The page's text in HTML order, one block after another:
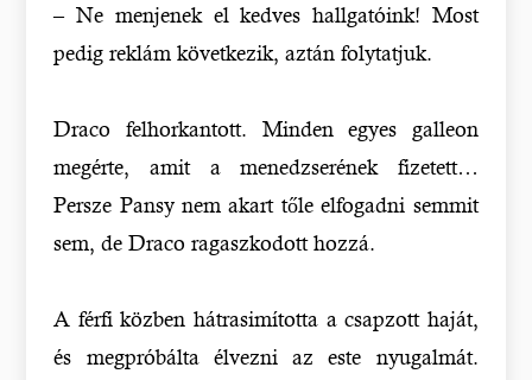
– Ne menjenek el kedves hallgatóink! Most
pedig reklám következik, aztán folytatjuk.
Draco felhorkantott. Minden egyes galleon
megérte, amit a menedzserének fizetett…
Persze Pansy nem akart tőle elfogadni semmit
sem, de Draco ragaszkodott hozzá.
A férfi közben hátrasimította a csapzott haját,
és megpróbálta élvezni az este nyugalmát.